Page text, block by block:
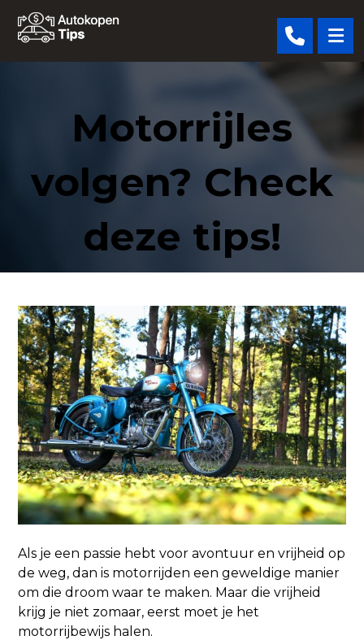
Motorrijles
volgen? Check
deze tips!
Als je een passie hebt voor avontuur en vrijheid op
de weg, dan is motorrijden een geweldige manier
om die droom waar te maken. Maar die vrijheid
krijg je niet zomaar, eerst moet je het
motorrijbewijs halen.